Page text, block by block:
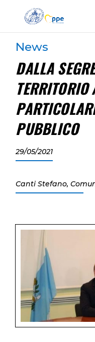
News
DALLA
TERRITORIO
PUBBLICO
29/05/2021
Canti Stefano,